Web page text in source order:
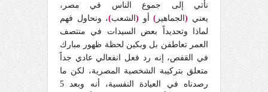
نأتي إلى جموع الناس في مصر،
يعني (الجماهير )أو (الشعب)، ونحاول فهم
لماذا وتحديداً بعض السيدات في منتصف
العمر تعاطفن بل وبكين لحظة ظهور مبارك
في القفص، إنه رد فعل انفعالي عادي جداً
متعلق بتركيبة الشخصية المصرية، لكن ما
رصدناه في العيادة النفسية، أنه وبعد 5